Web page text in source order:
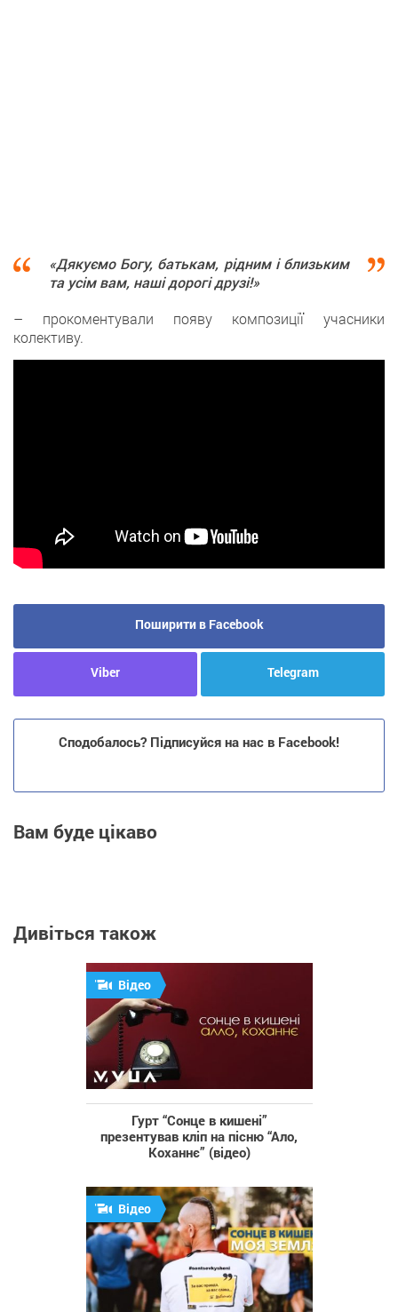
«Дякуємо Богу, батькам, рідним і близьким
та усім вам, наші дорогі друзі!»
– прокоментували появу композиції учасники
колективу.
Поширити в Facebook
Viber Telegram
Сподобалось? Підписуйся на нас в Facebook!
Вам буде цікаво
Дивіться також
Відео
Гурт “Сонце в кишені”
презентував кліп на пісню “Ало,
Коханнє” (відео)
Відео